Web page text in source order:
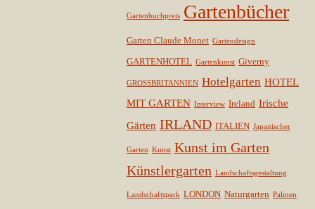
Gartenbuchpreis Gartenbücher
Garten Claude Monet Gartendesign
GARTENHOTEL Gartenkunst Giverny
GROSSBRITANNIEN Hotelgarten HOTEL
MIT GARTEN Interview Ireland Irische
Gärten IRLAND ITALIEN Japanischer
Garten Kunst Kunst im Garten
Künstlergarten Landschaftsgestaltung
Landschaftspark LONDON Naturgarten Palmen